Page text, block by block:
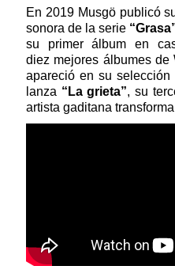
En 2019 Musgö publicó
sonora de la serie
su primer álbum en
diez mejores álbumes de
apareció en su
lanza “La grieta”, su
artista gaditana